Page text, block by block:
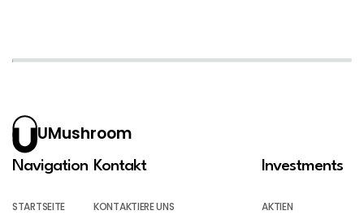
UMushroom
Navigation
STARTSEITE
Kontakt
KONTAKTIERE UNS
Investments
AKTIEN